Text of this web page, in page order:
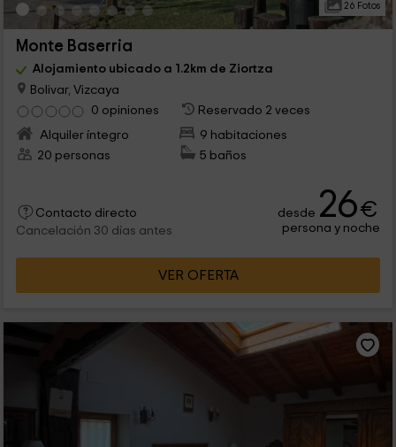
26 Fotos
Monte Baserria
Alojamiento ubicado a 1.2km de Ziortza
Bolivar, Vizcaya
0 opiniones
Reservado 2 veces
Alquiler íntegro
9 habitaciones
20 personas
5 baños
Contacto directo
Cancelación 30 días antes
desde 26€
persona y noche
VER OFERTA